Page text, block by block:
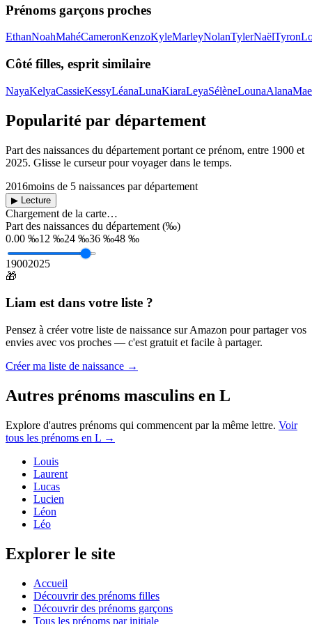
Prénoms garçons proches
EthanNoahMahéCameronKenzoKyleMarleyNolanTylerNaëlTyron
Côté filles, esprit similaire
NayaKelyaCassieKessyLéanaLunaKiaraLeyaSélèneLounaAlana
Popularité par département
Part des naissances du département portant ce prénom, entre 1900 et
2025. Glisse le curseur pour voyager dans le temps.
2016moins de 5 naissances par département
▶ Lecture
Chargement de la carte…
Part des naissances du département (‰)
0.00 ‰12 ‰24 ‰36 ‰48 ‰
19002025
🎁
Liam est dans votre liste ?
Pensez à créer votre liste de naissance sur Amazon pour partager vos
envies avec vos proches — c'est gratuit et facile à partager.
Créer ma liste de naissance →
Autres prénoms masculins en L
Explore d'autres prénoms qui commencent par la même lettre. Voir
tous les prénoms en L →
Louis
Laurent
Lucas
Lucien
Léon
Léo
Explorer le site
Accueil
Découvrir des prénoms filles
Découvrir des prénoms garçons
Tous les prénoms par initiale